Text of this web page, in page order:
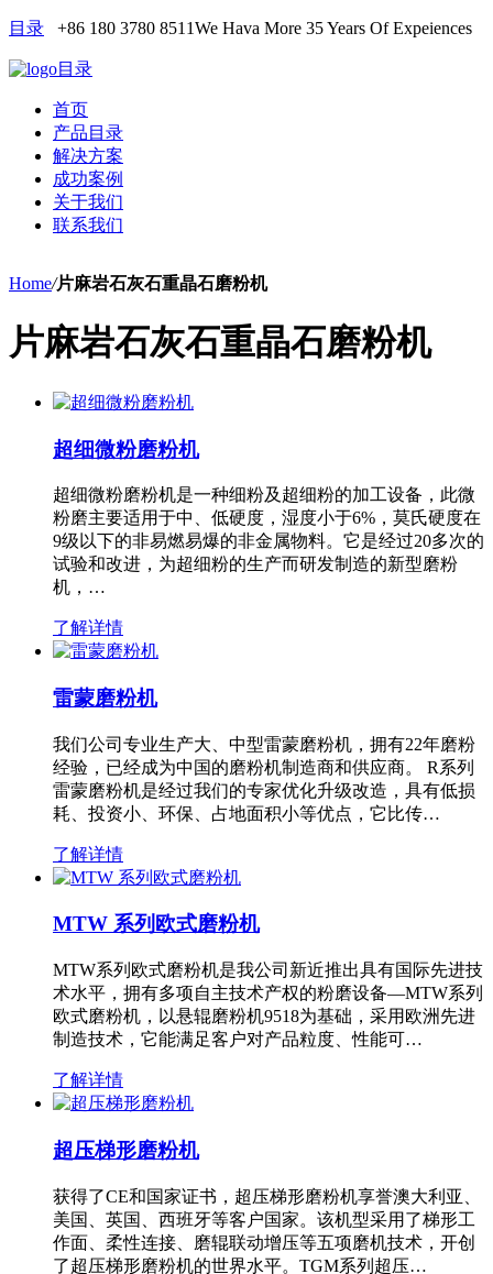
目录 +86 180 3780 8511We Hava More 35 Years Of Expeiences
目录
首页
产品目录
解决方案
成功案例
关于我们
联系我们
Home/片麻岩石灰石重晶石磨粉机
片麻岩石灰石重晶石磨粉机
超细微粉磨粉机
超细微粉磨粉机是一种细粉及超细粉的加工设备，此微
粉磨主要适用于中、低硬度，湿度小于6%，莫氏硬度在
9级以下的非易燃易爆的非金属物料。它是经过20多次的
试验和改进，为超细粉的生产而研发制造的新型磨粉
机，…
了解详情
雷蒙磨粉机
我们公司专业生产大、中型雷蒙磨粉机，拥有22年磨粉
经验，已经成为中国的磨粉机制造商和供应商。 R系列
雷蒙磨粉机是经过我们的专家优化升级改造，具有低损
耗、投资小、环保、占地面积小等优点，它比传…
了解详情
MTW 系列欧式磨粉机
MTW系列欧式磨粉机是我公司新近推出具有国际先进技
术水平，拥有多项自主技术产权的粉磨设备—MTW系列
欧式磨粉机，以悬辊磨粉机9518为基础，采用欧洲先进
制造技术，它能满足客户对产品粒度、性能可…
了解详情
超压梯形磨粉机
获得了CE和国家证书，超压梯形磨粉机享誉澳大利亚、
美国、英国、西班牙等客户国家。该机型采用了梯形工
作面、柔性连接、磨辊联动增压等五项磨机技术，开创
了超压梯形磨粉机的世界水平。TGM系列超压…